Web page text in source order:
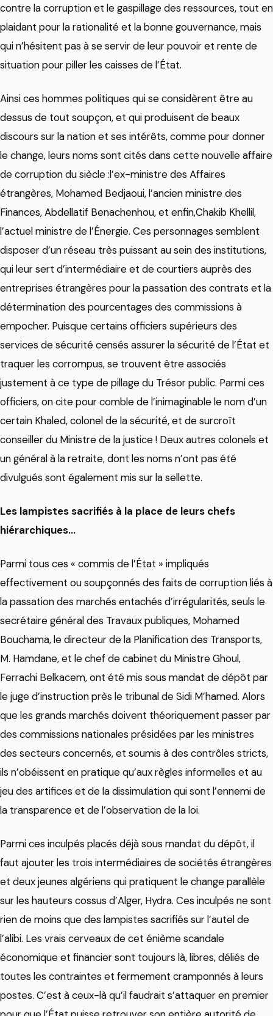
contre la corruption et le gaspillage des ressources, tout en
plaidant pour la rationalité et la bonne gouvernance, mais
qui n’hésitent pas à se servir de leur pouvoir et rente de
situation pour piller les caisses de l’État.
Ainsi ces hommes politiques qui se considèrent être au
dessus de tout soupçon, et qui produisent de beaux
discours sur la nation et ses intérêts, comme pour donner
le change, leurs noms sont cités dans cette nouvelle affaire
de corruption du siècle :l’ex-ministre des Affaires
étrangères, Mohamed Bedjaoui, l’ancien ministre des
Finances, Abdellatif Benachenhou, et enfin,Chakib Khellil,
l’actuel ministre de l’Énergie. Ces personnages semblent
disposer d’un réseau très puissant au sein des institutions,
qui leur sert d’intermédiaire et de courtiers auprès des
entreprises étrangères pour la passation des contrats et la
détermination des pourcentages des commissions à
empocher. Puisque certains officiers supérieurs des
services de sécurité censés assurer la sécurité de l’État et
traquer les corrompus, se trouvent être associés
justement à ce type de pillage du Trésor public. Parmi ces
officiers, on cite pour comble de l’inimaginable le nom d’un
certain Khaled, colonel de la sécurité, et de surcroît
conseiller du Ministre de la justice ! Deux autres colonels et
un général à la retraite, dont les noms n’ont pas été
divulgués sont également mis sur la sellette.
Les lampistes sacrifiés à la place de leurs chefs
hiérarchiques…
Parmi tous ces « commis de l’État » impliqués
effectivement ou soupçonnés des faits de corruption liés à
la passation des marchés entachés d’irrégularités, seuls le
secrétaire général des Travaux publiques, Mohamed
Bouchama, le directeur de la Planification des Transports,
M. Hamdane, et le chef de cabinet du Ministre Ghoul,
Ferrachi Belkacem, ont été mis sous mandat de dépôt par
le juge d’instruction près le tribunal de Sidi M’hamed. Alors
que les grands marchés doivent théoriquement passer par
des commissions nationales présidées par les ministres
des secteurs concernés, et soumis à des contrôles stricts,
ils n’obéissent en pratique qu’aux règles informelles et au
jeu des artifices et de la dissimulation qui sont l’ennemi de
la transparence et de l’observation de la loi.
Parmi ces inculpés placés déjà sous mandat du dépôt, il
faut ajouter les trois intermédiaires de sociétés étrangères
et deux jeunes algériens qui pratiquent le change parallèle
sur les hauteurs cossus d’Alger, Hydra. Ces inculpés ne sont
rien de moins que des lampistes sacrifiés sur l’autel de
l’alibi. Les vrais cerveaux de cet énième scandale
économique et financier sont toujours là, libres, déliés de
toutes les contraintes et fermement cramponnés à leurs
postes. C’est à ceux-là qu’il faudrait s’attaquer en premier